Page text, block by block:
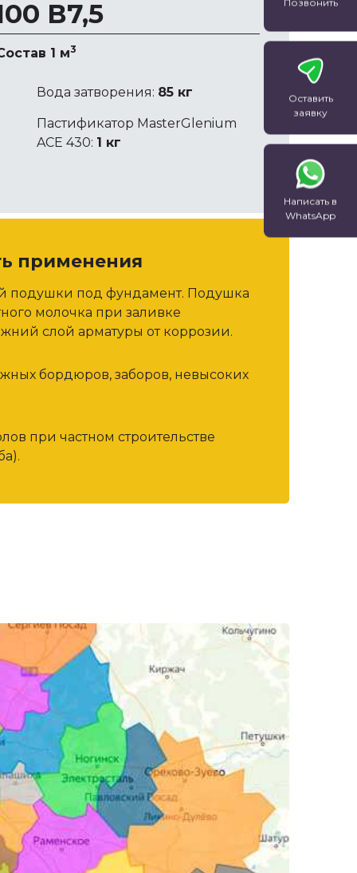
метод определения
прочности бетона, основанный
…
В7,5
1 м3
Вода затворения: 85 кг
Пастификатор MasterGlenium
ACE 430: 1 кг
применения
подушки под фундамент. Подушка
молочка при заливке
слой арматуры от коррозии.
бордюров, заборов, невысоких
при частном строительстве
Оставить
заявку
Написать в
WhatsApp